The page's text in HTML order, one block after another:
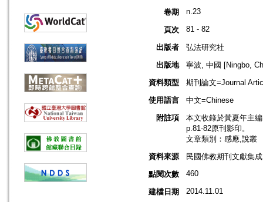
卷期
n.23
頁次 81 - 82
出版者
弘法研究社
出版地
寧波, 中國 [Ningbo,
資料類型
期刊論文=Journal
使用語言
中文=Chinese
附註項
本文收錄於黃夏年主
p.81-82原刊影印。
文章類別：感應,說叢
資料來源
民國佛教期刊文獻集
點閱次數
460
建檔日期 2014.11.01